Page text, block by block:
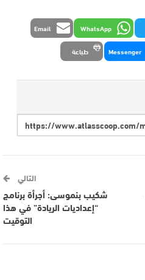
WhatsApp
Email
Messenger طباعة
التالي
شكيب بنموسى: أجرأة برنامج
“إعداديات الريادة” في هذا
التوقيت